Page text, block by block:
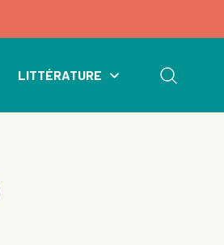
LITTÉRATURE